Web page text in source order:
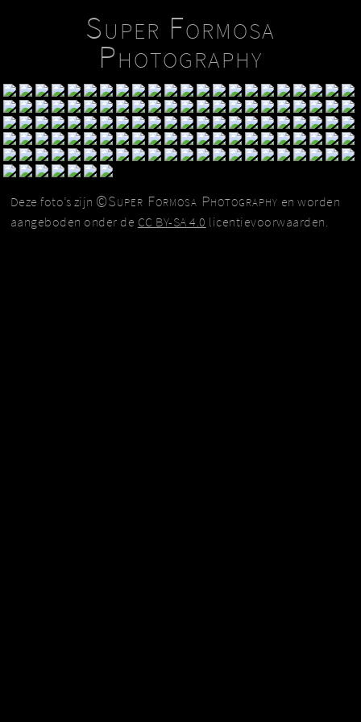
Super Formosa
Photography
Deze foto’s zijn ©Super Formosa Photography en worden
aangeboden onder de CC BY-SA 4.0 licentievoorwaarden.